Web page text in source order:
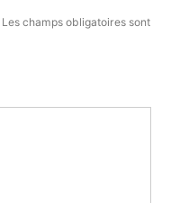
Les champs obligatoires sont